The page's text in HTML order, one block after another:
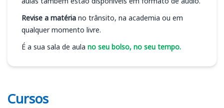
Revise a matéria no trânsito, na academia ou em
qualquer momento livre.
É a sua sala de aula no seu bolso, no seu tempo.
Cursos